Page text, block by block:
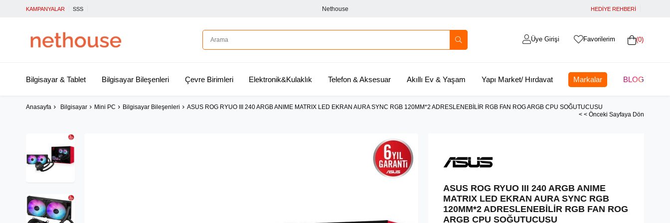
KAMPANYALAR SSS Nethouse HEDİYE REHBERİ
0
Favorilerim
Üye Girişi
Bilgisayar & Tablet Bilgisayar Bileşenleri Çevre Birimleri Elektronik&Kulaklık Telefon & Aksesuar Akıllı Ev & Yaşam Yapı Market/ Hırdavat Markalar BLOG
Anasayfa Bilgisayar Mini PC Bilgisayar Bileşenleri
ASUS ROG RYUO III 240 ARGB ANIME MATRIX LED EKRAN AURA SYNC RGB 120MM*2 ADRESLENEBİLİR RGB FAN ROG ARGB CPU SOĞUTUCUSU
< < Önceki Sayfaya Dön
ASUS ROG RYUO III 240 ARGB ANIME
MATRIX LED EKRAN AURA SYNC RGB
120MM*2 ADRESLENEBİLİR RGB FAN ROG
ARGB CPU SOĞUTUCUSU